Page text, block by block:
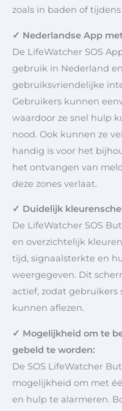
zoals in baden of
✓ Nederlandse App
De LifeWatcher SOS
gebruik in Nederland
gebruiksvriendelijke
Gebruikers kunnen
waardoor ze snel hulp
nood. Ook kunnen ze
handig is voor het
het ontvangen van
deze zones verlaat.
✓ Duidelijk
De LifeWatcher SOS
en overzichtelijk
tijd, signaalsterkte en
weergegeven. Dit
actief, zodat
kunnen aflezen.
✓ Mogelijkheid om te
gebeld te worden:
De SOS LifeWatcher
mogelijkheid om met
en hulp te alarmeren.